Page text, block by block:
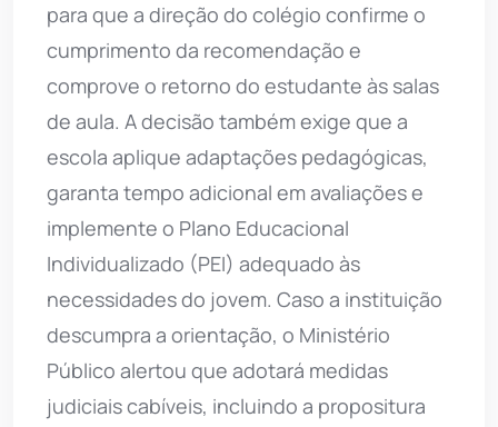
para que a direção do colégio confirme o
cumprimento da recomendação e
comprove o retorno do estudante às salas
de aula. A decisão também exige que a
escola aplique adaptações pedagógicas,
garanta tempo adicional em avaliações e
implemente o Plano Educacional
Individualizado (PEI) adequado às
necessidades do jovem. Caso a instituição
descumpra a orientação, o Ministério
Público alertou que adotará medidas
judiciais cabíveis, incluindo a propositura